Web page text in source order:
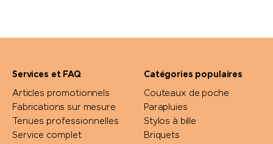
Services et FAQ
Articles promotionnels
Fabrications sur mesure
Tenues professionnelles
Service complet
Catégories populaires
Couteaux de poche
Parapluies
Stylos à bille
Briquets
SideFill
SIGG